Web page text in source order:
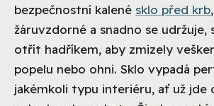
bezpečnostní kalené sklo před krb
žáruvzdorné a snadno se udržuje,
otřít hadříkem, aby zmizely
popelu nebo ohni. Sklo vypadá
jakémkoli typu interiéru, ať už jde